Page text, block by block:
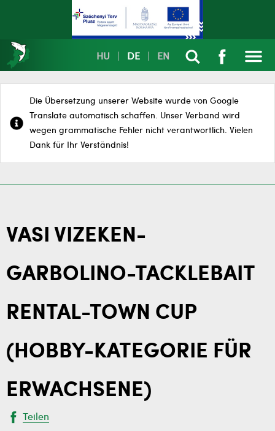
HU DE EN
Die Übersetzung unserer Website wurde von Google
Translate automatisch schaffen. Unser Verband wird
wegen grammatische Fehler nicht verantwortlich. Vielen
Dank für Ihr Verständnis!
VASI VIZEKEN-
GARBOLINO-TACKLEBAIT
RENTAL-TOWN CUP
(HOBBY-KATEGORIE FÜR
ERWACHSENE)
Teilen